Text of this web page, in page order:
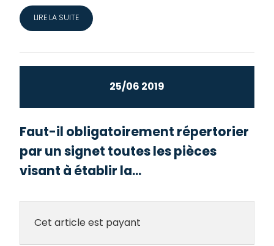
LIRE LA SUITE
25/06 2019
Faut-il obligatoirement répertorier
par un signet toutes les pièces
visant à établir la...
Cet article est payant